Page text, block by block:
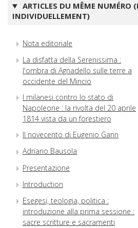
ARTICLES DU MÊME NUMÉRO
INDIVIDUELLEMENT)
Nota editoriale
La disfatta della Serenissima :
l'ombra di Agnadello sulle terre a
occidente del Mincio
I milanesi contro lo stato di
Napoleone : la rivolta del 20 aprile
1814 vista da un forestiero
Il novecento di Eugenio Garin
Adriano Bausola
Presentazione
Introduction
Esegesi, teologia, politica :
introduzione alla prima sessione :
sacre scritture e sacramenti